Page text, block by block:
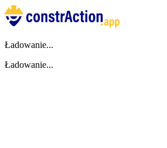
Ładowanie...
Ładowanie...